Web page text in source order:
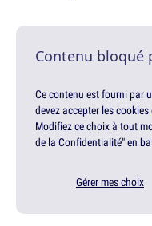
Contenu bloqué
Ce contenu est fourni par
devez accepter les
Modifiez ce choix à tout
de la Confidentialité" en
Gérer mes choix